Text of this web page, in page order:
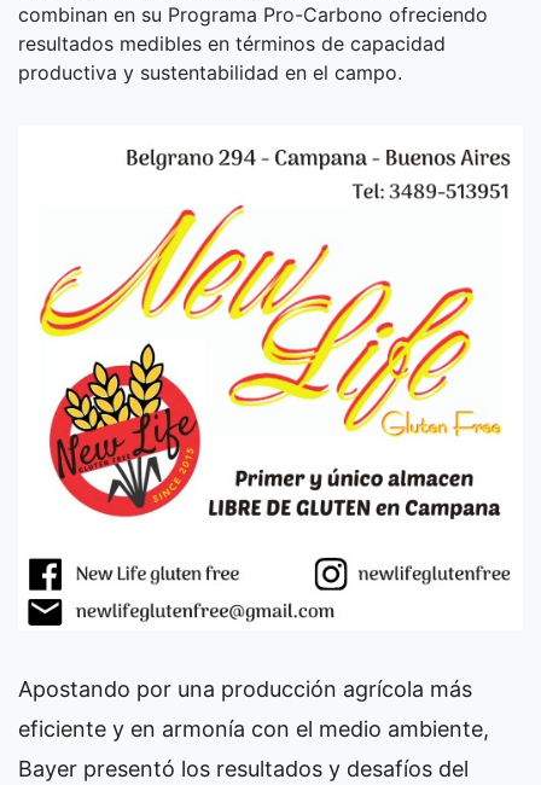
combinan en su Programa Pro-Carbono ofreciendo
resultados medibles en términos de capacidad
productiva y sustentabilidad en el campo.
Apostando por una producción agrícola más
eficiente y en armonía con el medio ambiente,
Bayer presentó los resultados y desafíos del